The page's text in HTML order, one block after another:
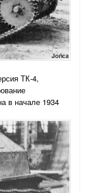
ТК-4,
в начале 1934